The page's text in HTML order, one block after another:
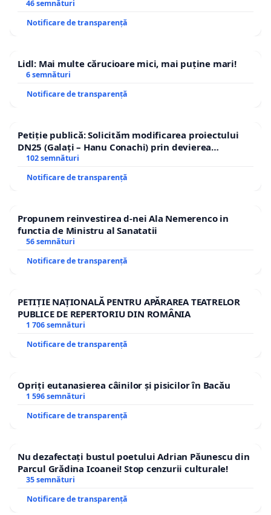
46 semnături
Notificare de transparență
Lidl: Mai multe cărucioare mici, mai puține mari!
6 semnături
Notificare de transparență
Petiție publică: Solicităm modificarea proiectului
DN25 (Galați – Hanu Conachi) prin devierea
traseului în afara localităților!
102 semnături
Notificare de transparență
Propunem reinvestirea d-nei Ala Nemerenco in
functia de Ministru al Sanatatii
56 semnături
Notificare de transparență
PETIȚIE NAȚIONALĂ PENTRU APĂRAREA TEATRELOR
PUBLICE DE REPERTORIU DIN ROMÂNIA
1 706 semnături
Notificare de transparență
Opriți eutanasierea câinilor și pisicilor în Bacău
1 596 semnături
Notificare de transparență
Nu dezafectați bustul poetului Adrian Păunescu din
Parcul Grădina Icoanei! Stop cenzurii culturale!
35 semnături
Notificare de transparență